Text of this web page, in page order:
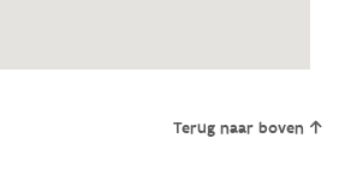
Terug naar boven